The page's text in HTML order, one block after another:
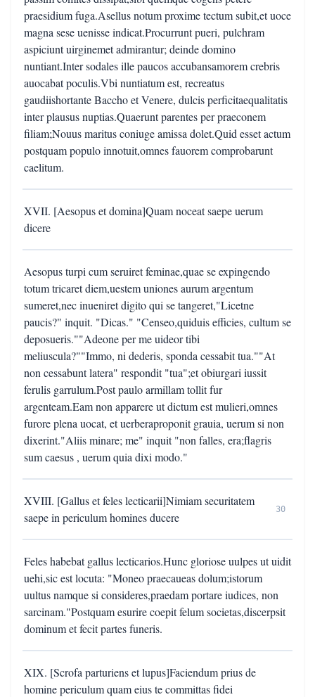
praesidium fuga.Asellus notum proxime tectum subit,et uoce
magna sese uenisse indicat.Procurrunt pueri, pulchram
aspiciunt uirginemet admirantur; deinde domino
nuntiant.Inter sodales ille paucos accubansamorem crebris
auocabat poculis.Vbi nuntiatum est, recreatus
gaudiishortante Baccho et Venere, dulcis perficitaequalitatis
inter plausus nuptias.Quaerunt parentes per praeconem
filiam;Nouus maritus coniuge amissa dolet.Quid esset actum
postquam populo innotuit,omnes fauorem comprobarunt
caelitum.
XVII. [Aesopus et domina]Quam noceat saepe uerum
dicere
Aesopus turpi cum seruiret feminae,quae se expingendo
totum tricaret diem,uestem uniones aurum argentum
sumeret,nec inueniret digito qui se tangeret,"Licetne
paucis?" inquit. "Dicas." "Censeo,quiduis efficies, cultum se
deposueris.""Adeone per me uideor tibi
meliuscula?""Immo, ni dederis, sponda cessabit tua.""At
non cessabunt latera" respondit "tua";et obiurgari iussit
ferulis garrulum.Post paulo armillam tollit fur
argenteam.Eam non apparere ut dictum est mulieri,omnes
furore plena uocat, et uerberaproponit grauia, uerum si non
dixerint."Aliis minare; me" inquit "non falles, era;flagris
sum caesus , uerum quia dixi modo."
XVIII. [Gallus et feles lecticarii]Nimiam securitatem
saepe in periculum homines ducere
30
Feles habebat gallus lecticarios.Hunc gloriose uulpes ut uidit
uehi,sic est locuta: "Moneo praecaueas dolum;istorum
uultus namque si consideres,praedam portare iudices, non
sarcinam."Postquam esurire coepit felum societas,discerpsit
dominum et fecit partes funeris.
XIX. [Scrofa parturiens et lupus]Faciendum prius de
homine periculum quam eius te committas fidei